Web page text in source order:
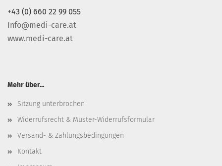
+43 (0) 660 22 99 055
Info@medi-care.at
www.medi-care.at
Mehr über...
Sitzung unterbrochen
Widerrufsrecht & Muster-Widerrufsformular
Versand- & Zahlungsbedingungen
Kontakt